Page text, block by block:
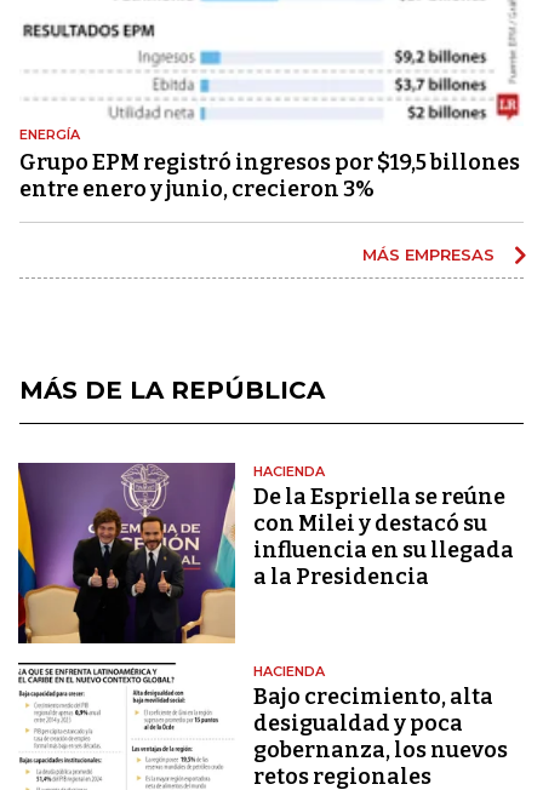
ENERGÍA
Grupo EPM registró ingresos por $19,5 billones
entre enero y junio, crecieron 3%
MÁS EMPRESAS
MÁS DE LA REPÚBLICA
HACIENDA
De la Espriella se reúne
con Milei y destacó su
influencia en su llegada
a la Presidencia
HACIENDA
Bajo crecimiento, alta
desigualdad y poca
gobernanza, los nuevos
retos regionales